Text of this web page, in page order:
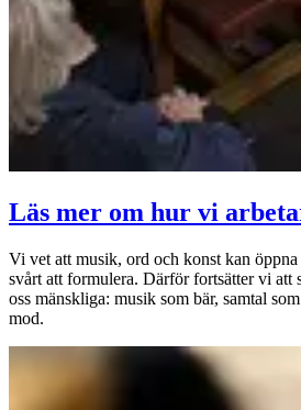
Läs mer om hur vi
Vi vet att musik, ord och konst kan öppna
svårt att formulera. Därför fortsätter vi att
oss mänskliga: musik som bär, samtal
mod.